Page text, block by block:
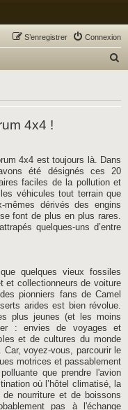
Connexion
S’enregistrer
h
h
e
4x4 !
4x4 est toujours là. Dans
été désignés ces 20
faciles de la pollution et
véhicules tout terrain que
dérivés des engins
font de plus en plus rares.
quelques-uns d’entre
quelques vieux fossiles
et collectionneurs de voiture
pionniers fans de Camel
arides est bien révolue.
plus jeunes (et les moins
: envies de voyages et
et de cultures du monde
voyez-vous, parcourir le
motrices et passablement
que prendre l'avion
où l’hôtel climatisé, la
nourriture et de boissons
pas à l'échange